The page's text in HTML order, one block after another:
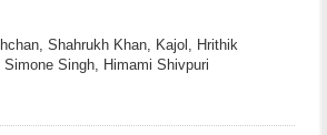
Shahrukh Khan, Kajol, Hrithik
Singh, Himami Shivpuri